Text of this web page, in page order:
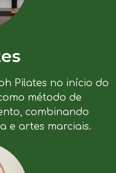
Pilates no início do
método de
combinando
e artes marciais.